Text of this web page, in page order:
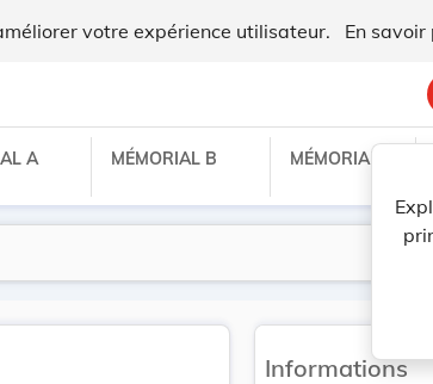
votre expérience utilisateur. En savoir
A MÉMORIAL B MÉMORIAL C
Informations